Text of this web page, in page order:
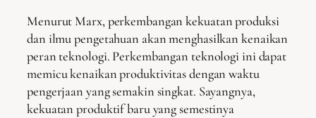
Menurut Marx, perkembangan kekuatan produksi
dan ilmu pengetahuan akan menghasilkan kenaikan
peran teknologi. Perkembangan teknologi ini dapat
memicu kenaikan produktivitas dengan waktu
pengerjaan yang semakin singkat. Sayangnya,
kekuatan produktif baru yang semestinya